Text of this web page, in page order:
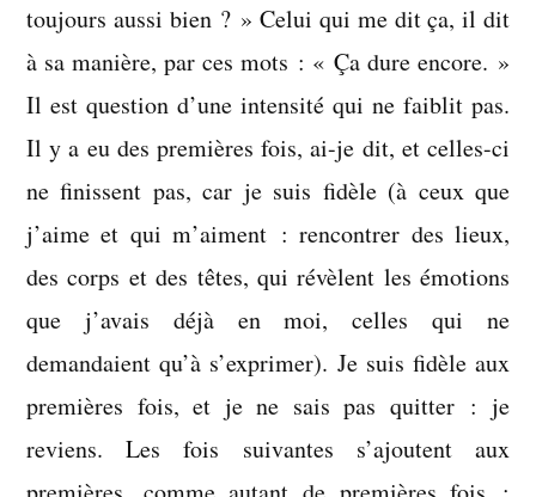
toujours aussi bien ? » Celui qui me dit ça, il dit
à sa manière, par ces mots : « Ça dure encore. »
Il est question d’une intensité qui ne faiblit pas.
Il y a eu des premières fois, ai-je dit, et celles-ci
ne finissent pas, car je suis fidèle (à ceux que
j’aime et qui m’aiment : rencontrer des lieux,
des corps et des têtes, qui révèlent les émotions
que j’avais déjà en moi, celles qui ne
demandaient qu’à s’exprimer). Je suis fidèle aux
premières fois, et je ne sais pas quitter : je
reviens. Les fois suivantes s’ajoutent aux